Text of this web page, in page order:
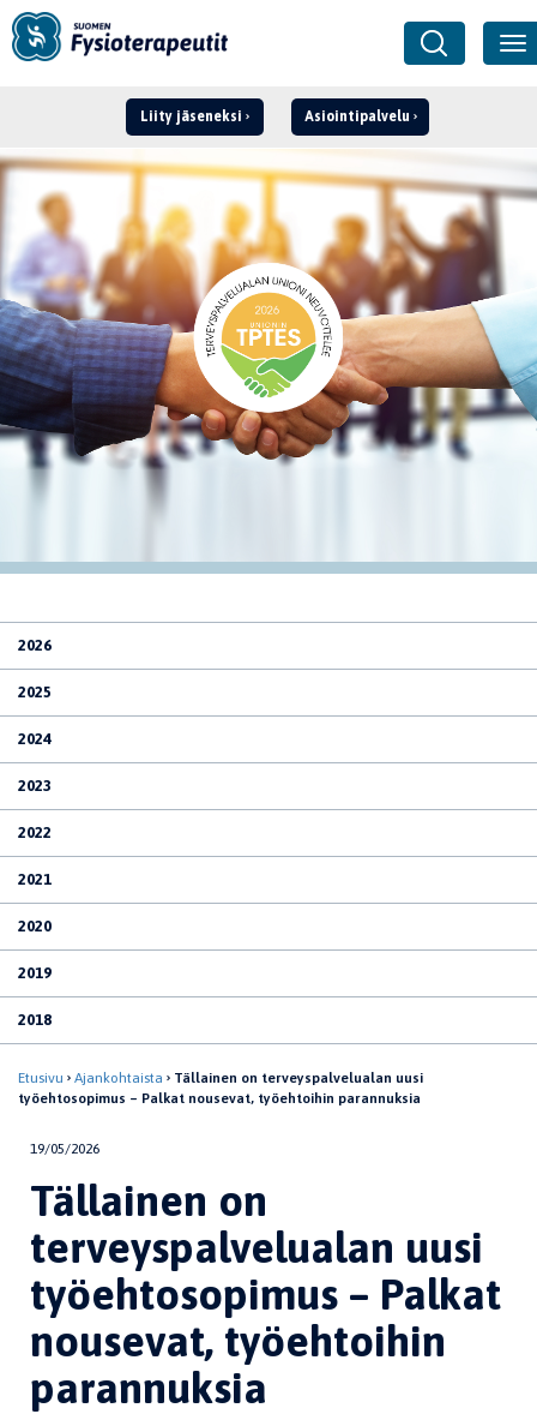
Liity jäseneksi Asiointipalvelu
Kirjaudu ›
2026
2025
2024
2023
2022
2021
2020
2019
2018
Etusivu Ajankohtaista
Tällainen on terveyspalvelualan uusi
työehtosopimus – Palkat nousevat, työehtoihin parannuksia
19/05/2026
Tällainen on
terveyspalvelualan uusi
työehtosopimus – Palkat
nousevat, työehtoihin
parannuksia